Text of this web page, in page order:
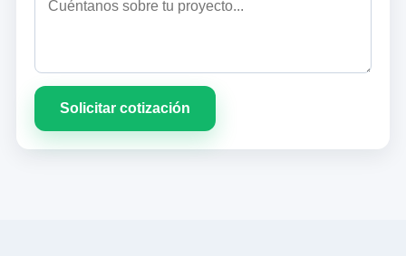
Solicitar cotización